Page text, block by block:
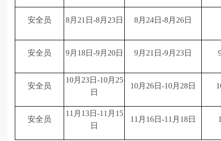
安全员 8月21日-8月23日 8月24日-8月26日
安全员 9月18日-9月20日 9月21日-9月23日
安全员
10月23日-10月25
日
10月26日-10月28日
安全员
11月13日-11月15
日
11月16日-11月18日